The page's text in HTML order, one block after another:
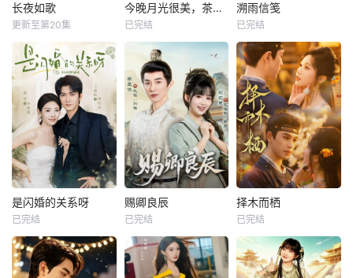
长夜如歌
更新至第20集
今晚月光很美，茶香四溢
已完结
溯雨信笺
已完结
是闪婚的关系呀
已完结
赐卿良辰
已完结
择木而栖
已完结